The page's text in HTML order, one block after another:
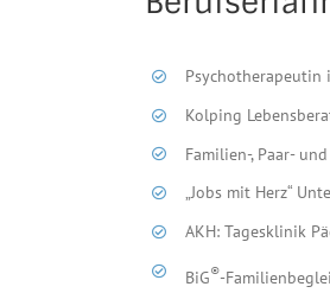
Psychotherapeutin
Kolping
Familien-, Paar-
„Jobs mit Herz“
AKH: Tagesklinik
BiG®-